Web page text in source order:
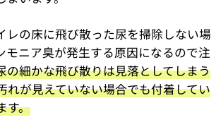
レの床に飛び散った尿を掃除しない場
モニア臭が発生する原因になるので注
の細かな飛び散りは見落としてしまう
れが見えていない場合でも付着してい
す。